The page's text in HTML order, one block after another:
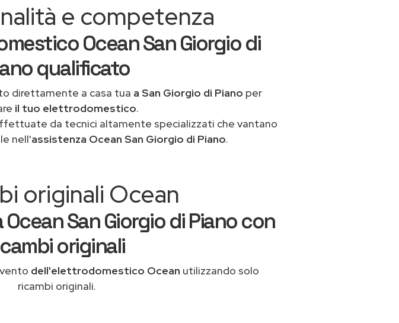
e competenza
Ocean San Giorgio di
qualificato
direttamente a casa tua a San Giorgio di Piano per
il tuo elettrodomestico.
da tecnici altamente specializzati che vantano
nell'assistenza Ocean San Giorgio di Piano.
originali Ocean
San Giorgio di Piano con
originali
dell'elettrodomestico Ocean utilizzando solo
ricambi originali.